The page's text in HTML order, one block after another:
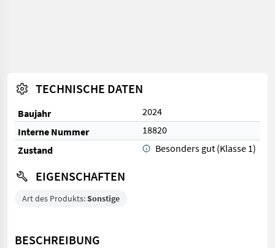
TECHNISCHE DATEN
Baujahr
2024
Interne Nummer
18820
Zustand
Besonders gut (Klasse 1)
EIGENSCHAFTEN
Art des Produkts:Sonstige
BESCHREIBUNG